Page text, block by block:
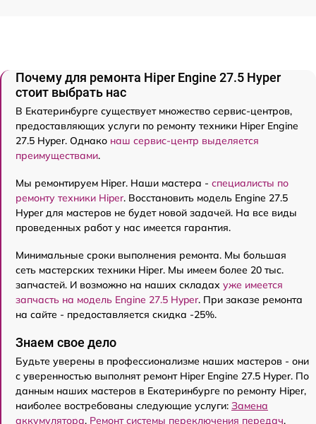
Почему для ремонта Hiper Engine 27.5 Нyper
стоит выбрать нас
В Екатеринбурге существует множество сервис-центров,
предоставляющих услуги по ремонту техники Hiper Engine
27.5 Нyper. Однако наш сервис-центр выделяется
преимуществами.
Мы ремонтируем Hiper. Наши мастера - специалисты по
ремонту техники Hiper. Восстановить модель Engine 27.5
Нyper для мастеров не будет новой задачей. На все виды
проведенных работ у нас имеется гарантия.
Минимальные сроки выполнения ремонта. Мы большая
сеть мастерских техники Hiper. Мы имеем более 20 тыс.
запчастей. И возможно на наших складах уже имеется
запчасть на модель Engine 27.5 Нyper. При заказе ремонта
на сайте - предоставляется скидка -25%.
Знаем свое дело
Будьте уверены в профессионализме наших мастеров - они
с уверенностью выполнят ремонт Hiper Engine 27.5 Нyper. По
данным наших мастеров в Екатеринбурге по ремонту Hiper,
наиболее востребованы следующие услуги: Замена
аккумулятора, Ремонт системы переключения передач,